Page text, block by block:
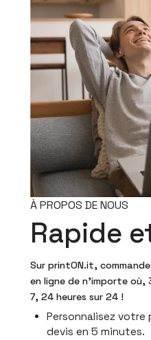
À PROPOS DE NOUS
Rapide
Sur printON.it,
en ligne de n'importe où,
7, 24 heures sur 24 !
Personnalisez
devis en 5 minutes.